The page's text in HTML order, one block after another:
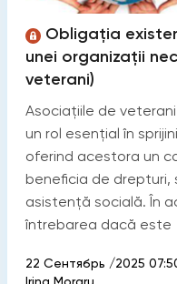
Obligația
unei organizații
veterani)
Asociațiile de
un rol esențial în
oferind acestora un
beneficia de drepturi,
asistență socială. În
întrebarea dacă este
22 Сентябрь /2025